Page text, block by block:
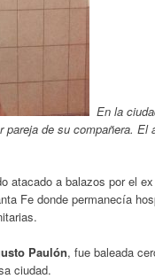
En la
pareja de su compañera.
atacado a balazos por el
Fe donde permanecía
Paulón, fue baleada
ciudad.